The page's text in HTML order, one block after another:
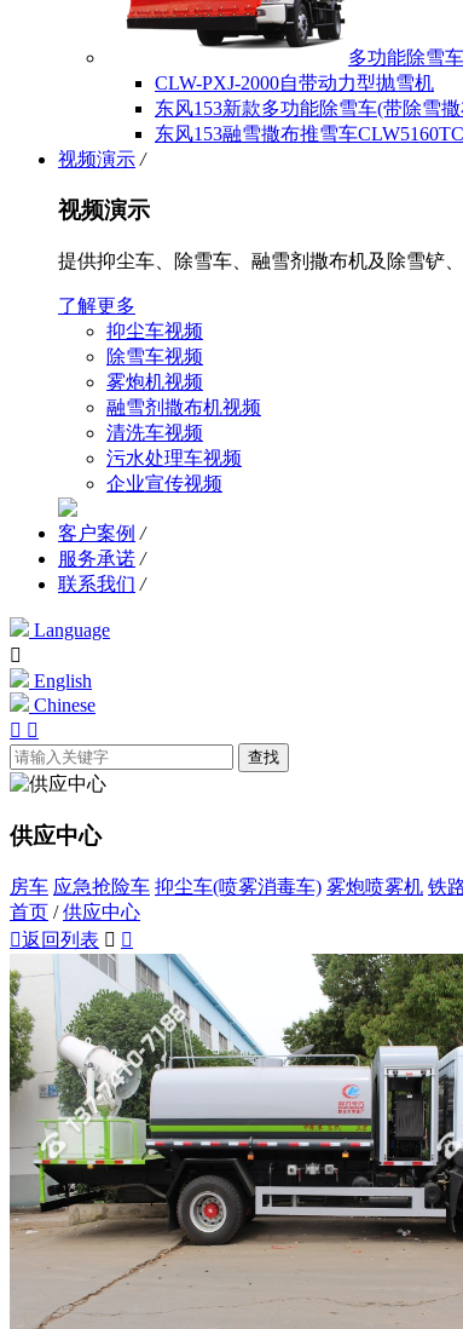
多功能除雪车
CLW-PXJ-2000自带动力型抛雪机
东风153新款多功能除雪车(带除雪
东风153融雪撒布推雪车
视频演示 /
视频演示
提供抑尘车、除雪车、融雪剂撒布机及除雪铲
了解更多
抑尘车视频
除雪车视频
雾炮机视频
融雪剂撒布机视频
清洗车视频
污水处理车视频
企业宣传视频
客户案例 /
服务承诺 /
联系我们 /
Language

English
Chinese
 
查找
供应中心
房车 应急抢险车 抑尘车(喷雾消毒车) 雾炮喷雾机 铁
首页 / 供应中心
返回列表  